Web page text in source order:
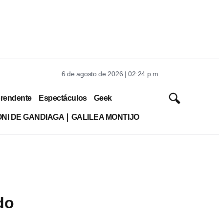
6 de agosto de 2026 | 02:24 p.m.
Espectáculos Geek
DE GANDIAGA GALILEA MONTIJO